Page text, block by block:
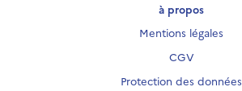
à propos
Mentions légales
CGV
Protection des données